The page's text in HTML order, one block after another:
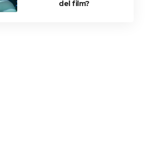
del film?